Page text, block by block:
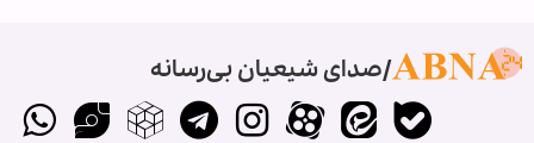
صدای شیعیان بی‌رسانه